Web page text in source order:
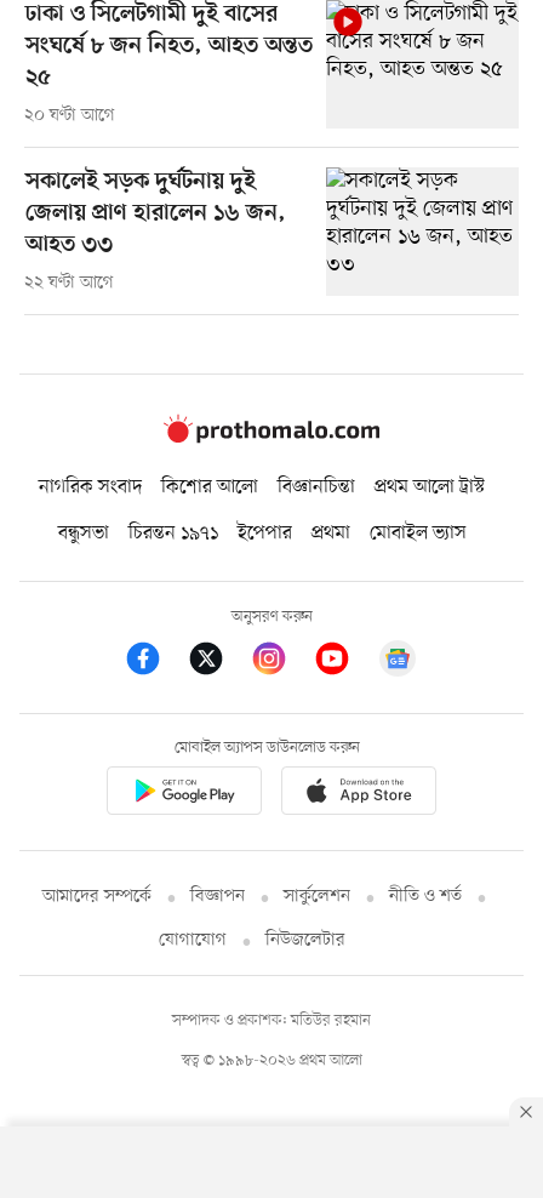
ঢাকা ও সিলেটগামী দুই বাসের
সংঘর্ষে ৮ জন নিহত, আহত অন্তত
২৫
২০ ঘণ্টা আগে
সকালেই সড়ক দুর্ঘটনায় দুই
জেলায় প্রাণ হারালেন ১৬ জন,
আহত ৩৩
২২ ঘণ্টা আগে
নাগরিক সংবাদ কিশোর আলো বিজ্ঞানচিন্তা
প্রথম আলো ট্রাস্ট
বন্ধুসভা
চিরন্তন ১৯৭১ ইপেপার প্রথমা মোবাইল ভ্যাস
অনুসরণ করুন
মোবাইল অ্যাপস ডাউনলোড করুন
আমাদের সম্পর্কে বিজ্ঞাপন সার্কুলেশন
নীতি ও শর্ত
যোগাযোগ
নিউজলেটার
স্বত্ব © ১৯৯৮-২০২৬ প্রথম আলো
সম্পাদক ও প্রকাশক: মতিউর রহমান